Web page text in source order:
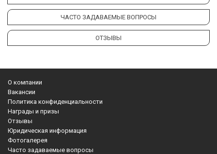
О компании
Вакансии
Политика конфиденциальности
Награды и призы
Отзывы
Юридическая информация
Фотогалерея
Часто задаваемые вопросы
ЧАСТО ЗАДАВАЕМЫЕ ВОПРОСЫ
ОТЗЫВЫ